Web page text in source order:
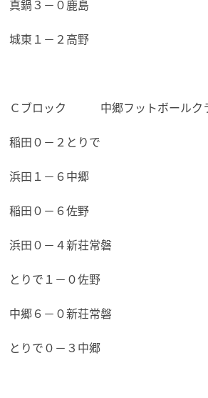
真鍋３－０鹿島
城東１－２高野
Ｃブロック 中郷フットボールク
稲田０－２とりで
浜田１－６中郷
稲田０－６佐野
浜田０－４新荘常磐
とりで１－０佐野
中郷６－０新荘常磐
とりで０－３中郷